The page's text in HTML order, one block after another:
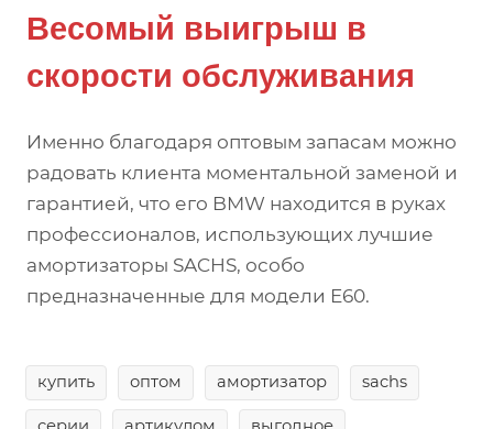
Весомый выигрыш в
скорости обслуживания
Именно благодаря оптовым запасам можно
радовать клиента моментальной заменой и
гарантией, что его BMW находится в руках
профессионалов, использующих лучшие
амортизаторы SACHS, особо
предназначенные для модели E60.
купить оптом амортизатор sachs